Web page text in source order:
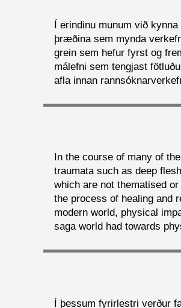
Í erindinu munum við
þræðina sem mynda
grein sem hefur fyrst og
málefni sem tengjast
afla innan
In the course of many of
traumata such as deep
which are not thematised
the process of healing and
modern world, physical
saga world had towards
Í þessum fyrirlestri verður